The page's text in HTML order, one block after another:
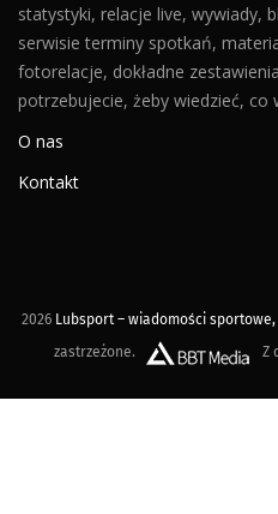
statystyki, relacje live, wywiady,
serwisie terminy spotkań,
fotorelacje, dokładne
potrzebujecie, żeby wiedzieć, co
O nas
Kontakt
2026 Lubsport – wiadomości
zastrzeżone.
Z